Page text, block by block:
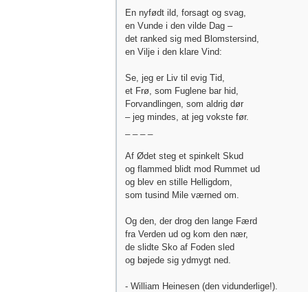
En nyfødt ild, forsagt og svag,
en Vunde i den vilde Dag –
det ranked sig med Blomstersind,
en Vilje i den klare Vind:
Se, jeg er Liv til evig Tid,
et Frø, som Fuglene bar hid,
Forvandlingen, som aldrig dør
– jeg mindes, at jeg vokste før.
Af Ødet steg et spinkelt Skud
og flammed blidt mod Rummet ud
og blev en stille Helligdom,
som tusind Mile værned om.
Og den, der drog den lange Færd
fra Verden ud og kom den nær,
de slidte Sko af Foden sled
og bøjede sig ydmygt ned.
- William Heinesen (den vidunderlige!).